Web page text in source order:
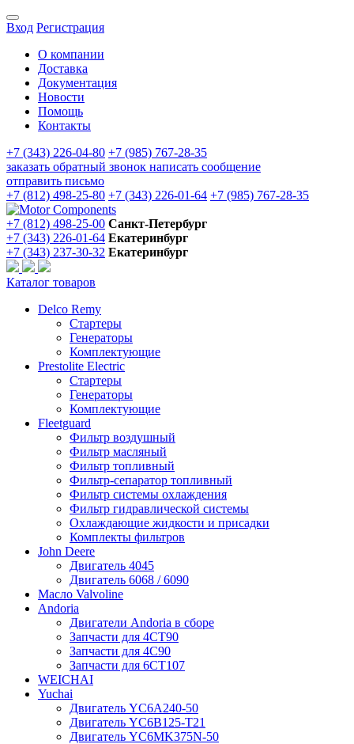
Вход Регистрация
О компании
Доставка
Документация
Новости
Помощь
Контакты
+7 (343) 226-04-80 +7 (985) 767-28-35
заказать обратный звонок написать сообщение
отправить письмо
+7 (812) 498-25-80 +7 (343) 226-01-64 +7 (985) 767-28-35
+7 (812) 498-25-00 Санкт-Петербург
+7 (343) 226-01-64 Екатеринбург
+7 (343) 237-30-32 Екатеринбург
Каталог товаров
Delco Remy
Стартеры
Генераторы
Комплектующие
Prestolite Electric
Стартеры
Генераторы
Комплектующие
Fleetguard
Фильтр воздушный
Фильтр масляный
Фильтр топливный
Фильтр-сепаратор топливный
Фильтр системы охлаждения
Фильтр гидравлической системы
Охлаждающие жидкости и присадки
Комплекты фильтров
John Deere
Двигатель 4045
Двигатель 6068 / 6090
Масло Valvoline
Andoria
Двигатели Andoria в сборе
Запчасти для 4CT90
Запчасти для 4С90
Запчасти для 6CT107
WEICHAI
Yuchai
Двигатель YC6A240-50
Двигатель YC6B125-T21
Двигатель YC6MK375N-50